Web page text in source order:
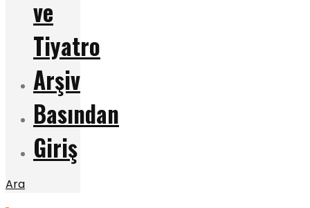
ve
Tiyatro
Arşiv
Basından
Giriş
Ara